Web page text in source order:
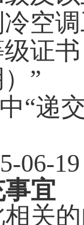
空
证
”
“递
06-19
宜
关